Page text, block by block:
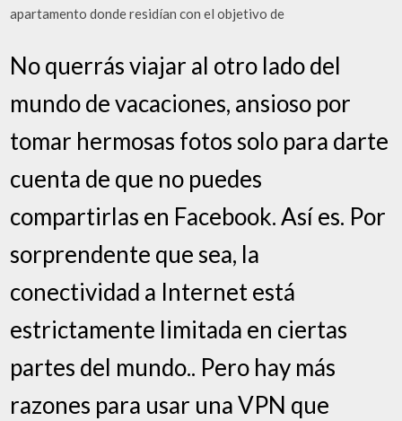
apartamento donde residían con el objetivo de
No querrás viajar al otro lado del
mundo de vacaciones, ansioso por
tomar hermosas fotos solo para darte
cuenta de que no puedes
compartirlas en Facebook. Así es. Por
sorprendente que sea, la
conectividad a Internet está
estrictamente limitada en ciertas
partes del mundo.. Pero hay más
razones para usar una VPN que